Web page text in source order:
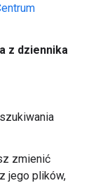
z dziennika
zmienić
jego plików,